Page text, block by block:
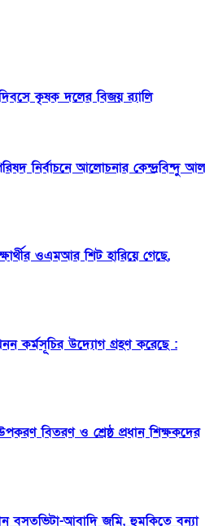
কৃষক দলের বিজয় র‍্যালি
নির্বাচনে আলোচনার কেন্দ্রবিন্দু আল
ওএমআর শিট হারিয়ে গেছে,
কর্মসূচির উদ্যোগ গ্রহণ করেছে :
বিতরণ ও শ্রেষ্ঠ প্রধান শিক্ষকদের
বসতভিটা-আবাদি জমি, হুমকিতে বন্যা